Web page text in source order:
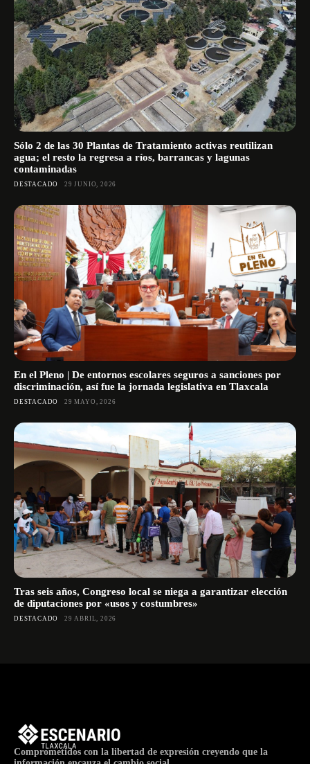
Sólo 2 de las 30 Plantas de Tratamiento activas reutilizan
agua; el resto la regresa a ríos, barrancas y lagunas
contaminadas
DESTACADO 29 JUNIO, 2026
En el Pleno | De entornos escolares seguros a sanciones por
discriminación, así fue la jornada legislativa en Tlaxcala
DESTACADO 29 MAYO, 2026
Tras seis años, Congreso local se niega a garantizar elección
de diputaciones por «usos y costumbres»
DESTACADO 29 ABRIL, 2026
Comprometidos con la libertad de expresión creyendo que la